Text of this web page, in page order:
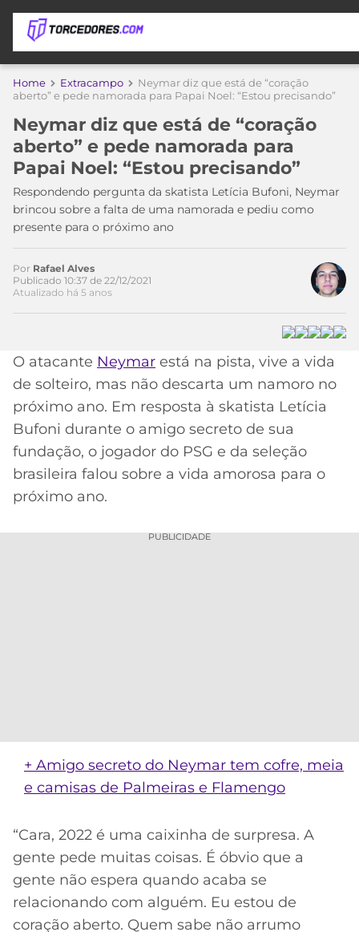
APOSTAS
DE
APOSTA
MELHORES
SITES
DE
APOSTAS
2026
CÓDIGO
DE
INDICAÇÃO
BET365
CÓDIGO
BETANO
ONLINE
2026
COPA
DO
MUNDO
TIMES
MEU
TIME
CORINTHIANS
SÃO
PAULO
SANTOS
FLAMENGO
GRÊMIO
ATLÉTICO
CRUZEIRO
CAMPEONATOS
A
LIBERTADORES
COPA
DO
BRASIL
LALIGA
MERCADO
DA
BOLA
PALPITES
Home Extracampo
Neymar diz que está de “coração
aberto” e pede namorada para Papai Noel: “Estou precisando”
Neymar diz que está de “coração
aberto” e pede namorada para
Papai Noel: “Estou precisando”
Respondendo pergunta da skatista Letícia Bufoni, Neymar
brincou sobre a falta de uma namorada e pediu como
presente para o próximo ano
Por Rafael Alves
Publicado 10:37 de 22/12/2021
Atualizado há 5 anos
O atacante Neymar está na pista, vive a vida
de solteiro, mas não descarta um namoro no
próximo ano. Em resposta à skatista Letícia
Bufoni durante o amigo secreto de sua
fundação, o jogador do PSG e da seleção
brasileira falou sobre a vida amorosa para o
próximo ano.
PUBLICIDADE
+ Amigo secreto do Neymar tem cofre, meia
e camisas de Palmeiras e Flamengo
“Cara, 2022 é uma caixinha de surpresa. A
gente pede muitas coisas. É óbvio que a
gente não espera quando acaba se
relacionando com alguém. Eu estou de
coração aberto. Quem sabe não arrumo